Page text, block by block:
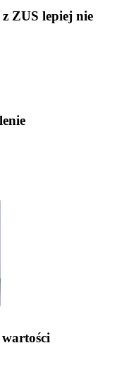
ZUS lepiej nie